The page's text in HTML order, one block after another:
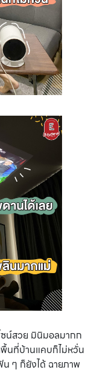
ซน์สวย มินิมอลมากก
พื้นที่บ้านแคบก็ไม่หวั่น
ๆ ก็ยังได้ ฉายภาพ